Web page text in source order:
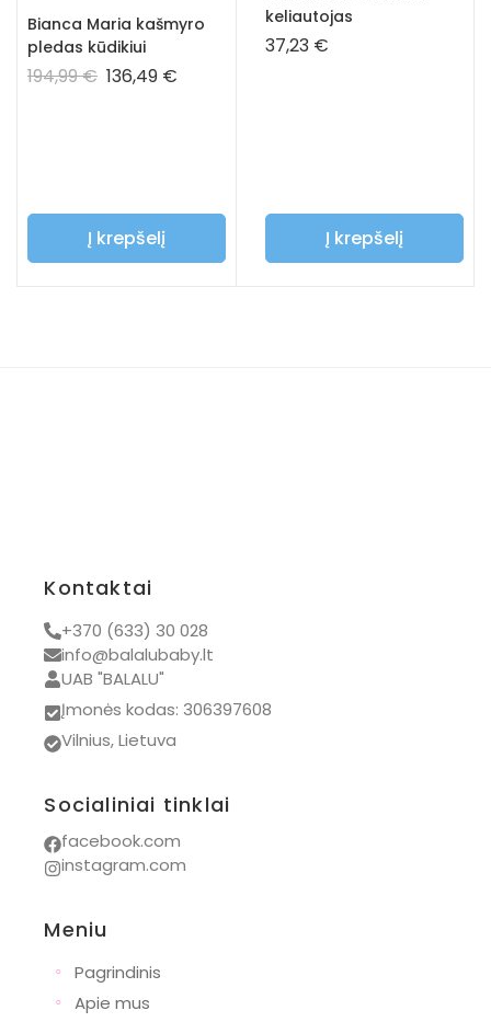
Bianca Maria kašmyro
pledas kūdikiui
194,99€ 136,49 €
Į krepšelį
keliautojas
37,23 €
Į krepšelį
Kontaktai
+370 (633) 30 028
info@balalubaby.lt
UAB "BALALU"
Įmonės kodas: 306397608
Vilnius, Lietuva
Socialiniai tinklai
facebook.com
instagram.com
Meniu
◦
Pagrindinis
◦ Apie mus